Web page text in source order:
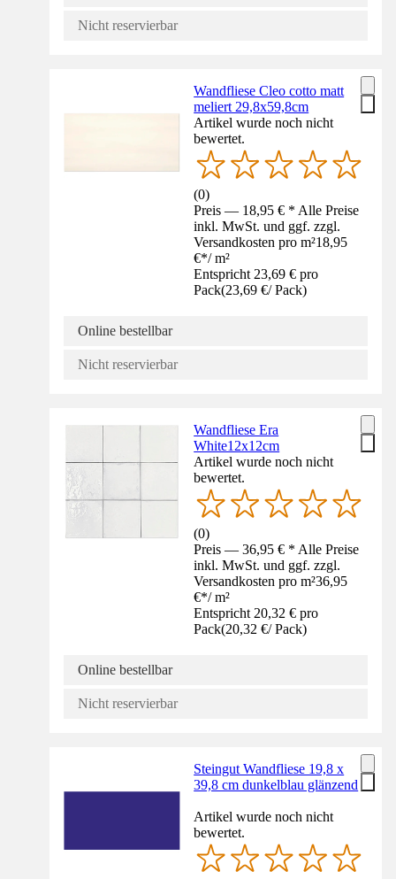
Nicht reservierbar
Wandfliese Cleo cotto matt
meliert 29,8x59,8cm
Artikel wurde noch nicht
bewertet.
(0)
Preis — 18,95 € * Alle Preise
inkl. MwSt. und ggf. zzgl.
Versandkosten pro m²18,95
€*/ m²
Entspricht 23,69 € pro
Pack(23,69 €/ Pack)
Online bestellbar
Nicht reservierbar
Wandfliese Era
White12x12cm
Artikel wurde noch nicht
bewertet.
(0)
Preis — 36,95 € * Alle Preise
inkl. MwSt. und ggf. zzgl.
Versandkosten pro m²36,95
€*/ m²
Entspricht 20,32 € pro
Pack(20,32 €/ Pack)
Online bestellbar
Nicht reservierbar
Steingut Wandfliese 19,8 x
39,8 cm dunkelblau glänzend
Artikel wurde noch nicht
bewertet.